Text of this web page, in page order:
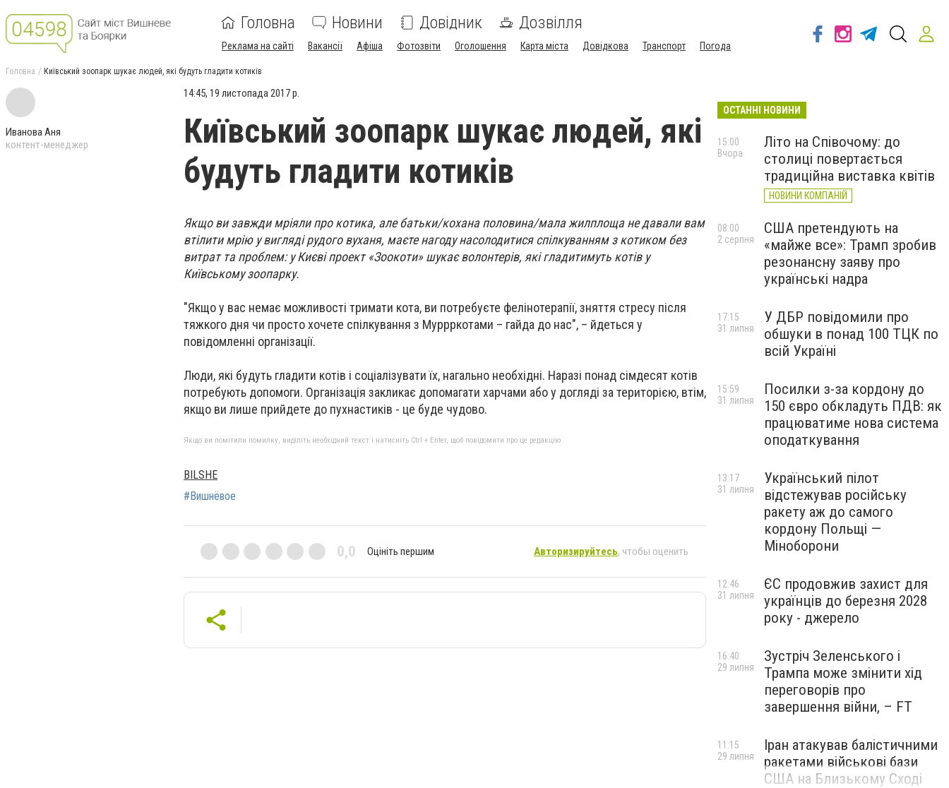
Головна Новини Довідник Дозвілля
Реклама на сайті Вакансії Афіша Фотозвіти Оголошення Карта міста Довідкова Транспорт Погода
Головна Київський зоопарк шукає людей, які будуть гладити котиків
Иванова Аня
контент-менеджер
14:45, 19 листопада 2017 р.
Київський зоопарк шукає людей, які
будуть гладити котиків
Якщо ви завжди мріяли про котика, але батьки/кохана половина/мала жилплоща не давали вам
втілити мрію у вигляді рудого вуханя, маєте нагоду насолодитися спілкуванням з котиком без
витрат та проблем: у Києві проект «Зоокоти» шукає волонтерів, які гладитимуть котів у
Київському зоопарку.
"Якщо у вас немає можливості тримати кота, ви потребуєте фелінотерапії, зняття стресу після
тяжкого дня чи просто хочете спілкування з Муррркотами – гайда до нас", – йдеться у
повідомленні організації.
Люди, які будуть гладити котів і соціалізувати їх, нагально необхідні. Наразі понад сімдесят котів
потребують допомоги. Організація закликає допомагати харчами або у догляді за територією, втім,
якщо ви лише прийдете до пухнастиків - це буде чудово.
Якщо ви помітили помилку, виділіть необхідний текст і натисніть Ctrl + Enter, щоб повідомити про це редакцію
BILSHE
#Вишнёвое
0,0 Оцініть першим Авторизируйтесь, чтобы оценить
ОСТАННІ НОВИНИ
Літо на Співочому: до
столиці повертається
традиційна виставка квітів
НОВИНИ КОМПАНІЙ
15:00
Вчора
США претендують на
«майже все»: Трамп зробив
резонансну заяву про
українські надра
08:00
2 серпня
У ДБР повідомили про
обшуки в понад 100 ТЦК по
всій Україні
17:15
31 липня
Посилки з-за кордону до
150 євро обкладуть ПДВ: як
працюватиме нова система
оподаткування
15:59
31 липня
Український пілот
відстежував російську
ракету аж до самого
кордону Польщі —
Міноборони
13:17
31 липня
ЄС продовжив захист для
українців до березня 2028
року - джерело
12:46
31 липня
Зустріч Зеленського і
Трампа може змінити хід
переговорів про
завершення війни, – FT
16:40
29 липня
Іран атакував балістичними
ракетами військові бази
США на Близькому Сході
11:15
29 липня